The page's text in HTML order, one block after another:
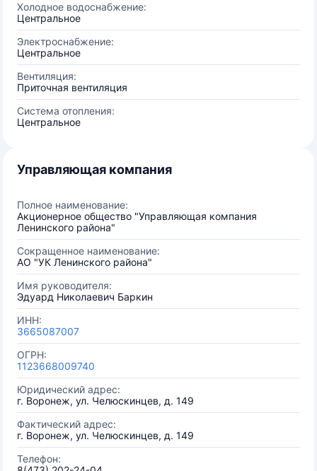
Холодное водоснабжение:
Центральное
Электроснабжение:
Центральное
Вентиляция:
Приточная вентиляция
Система отопления:
Центральное
Управляющая компания
Полное наименование:
Акционерное общество "Управляющая компания
Ленинского района"
Сокращенное наименование:
АО "УК Ленинского района"
Имя руководителя:
Эдуард Николаевич Баркин
ИНН:
3665087007
ОГРН:
1123668009740
Юридический адрес:
г. Воронеж, ул. Челюскинцев, д. 149
Фактический адрес:
г. Воронеж, ул. Челюскинцев, д. 149
Телефон: